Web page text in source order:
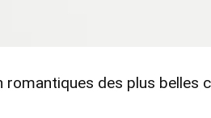
romantiques des plus belles